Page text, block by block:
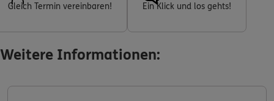
Gleich Termin vereinbaren! Ein Klick und los gehts!
Weitere Informationen: